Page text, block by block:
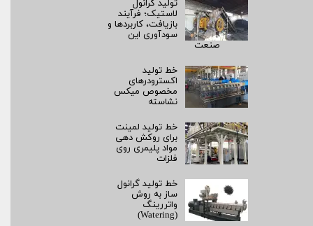
تولید گرانول
لاستیک؛ فرآیند
بازیافت، کاربردها و
سودآوری این
صنعت
خط تولید
اکسترودرهای
مخصوص میکس
نشاسته
خط تولید لمینت
برای روکش‌ دهی
مواد پلیمری روی
فلزات
خط تولید گرانول
ساز به روش
واتررینگ
(Watering)